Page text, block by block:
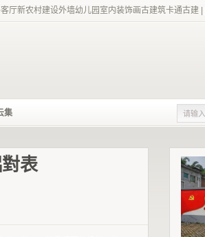
厅新农村建设外墙幼儿园室内装饰画古建筑卡通古建 | |
集
表